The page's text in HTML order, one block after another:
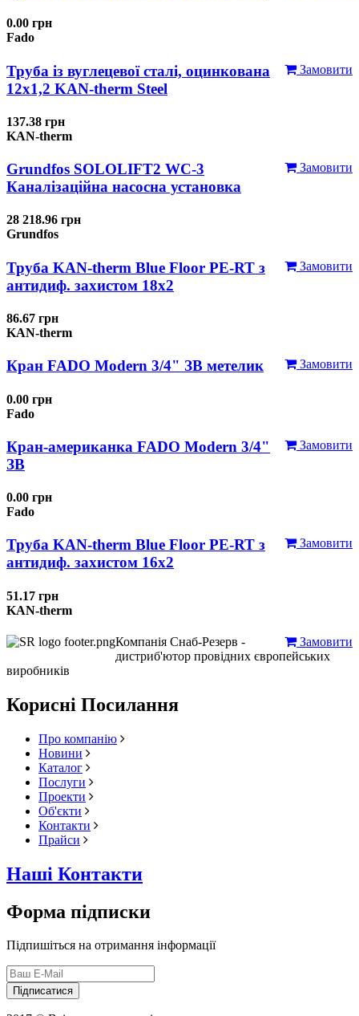
0.00 грн
Fado
Замовити
Труба із вуглецевої сталі, оцинкована
12x1,2 KAN-therm Steel
137.38 грн
KAN-therm
Замовити
Grundfos SOLOLIFT2 WC-3
Каналізаційна насосна установка
28 218.96 грн
Grundfos
Замовити
Труба KAN-therm Blue Floor PE-RT з
антидиф. захистом 18х2
86.67 грн
KAN-therm
Замовити
Кран FADO Modern 3/4" ЗВ метелик
0.00 грн
Fado
Замовити
Кран-американка FADO Modern 3/4"
ЗВ
0.00 грн
Fado
Замовити
Труба KAN-therm Blue Floor PE-RT з
антидиф. захистом 16х2
51.17 грн
KAN-therm
Замовити
Компанія Снаб-Резерв -
дистриб'ютор провідних європейських
виробників
Корисні Посилання
Про компанію
Новини
Каталог
Послуги
Проекти
Об'єкти
Контакти
Прайси
Наші Контакти
Форма підписки
Підпишіться на отримання інформації
Підписатися